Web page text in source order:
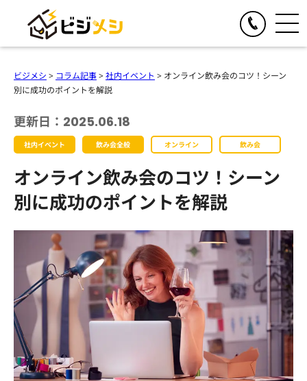
人気の提供サービス
オール社員感謝祭
懇親会・社内パーティープロデュース
クイズ&ビンゴ大会
ゴチバトル
キングオブラスベガス
チームビルディングBBQ
チームビルディングクルーズ
オンラインイベント
人気の提供サービス
オンライン格付けバトル
オンラインクイズ&ビンゴ大会
オンラインゴチバトル
お食事の手配
人気の提供サービス
ビジメシケータリング
ビジメシオードブル
ビジメシランチボックス
オンラインフードデリバリー
人気の提供サービス
夏のイベント企画
秋のイベント企画
ファミリーイベント企画
周年イベント企画
社員交流イベント企画
企業パーティプロデュース
導入事例
会社概要
まずは内容を見たい
資料をダウンロードする
一度話を聞いてみたい
無料で相談する
ビジメシ > コラム記事>社内イベント > オンライン飲み会のコツ！シーン
別に成功のポイントを解説
更新日：2025.06.18
社内イベント 飲み会全般 オンライン 飲み会
オンライン飲み会のコツ！シーン
別に成功のポイントを解説